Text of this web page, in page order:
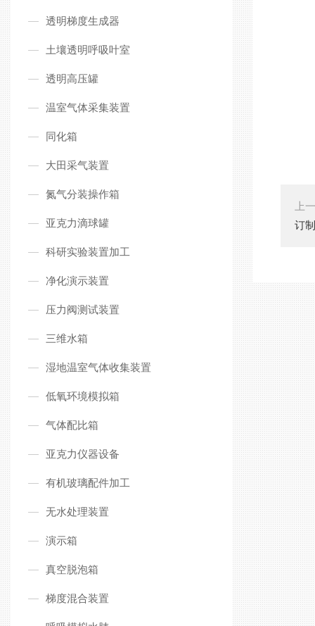
透明梯度生成器
土壤透明呼吸叶室
透明高压罐
温室气体采集装置
同化箱
大田采气装置
氮气分装操作箱
亚克力滴球罐
科研实验装置加工
净化演示装置
压力阀测试装置
三维水箱
湿地温室气体收集装置
低氧环境模拟箱
气体配比箱
亚克力仪器设备
有机玻璃配件加工
无水处理装置
演示箱
真空脱泡箱
梯度混合装置
上
订